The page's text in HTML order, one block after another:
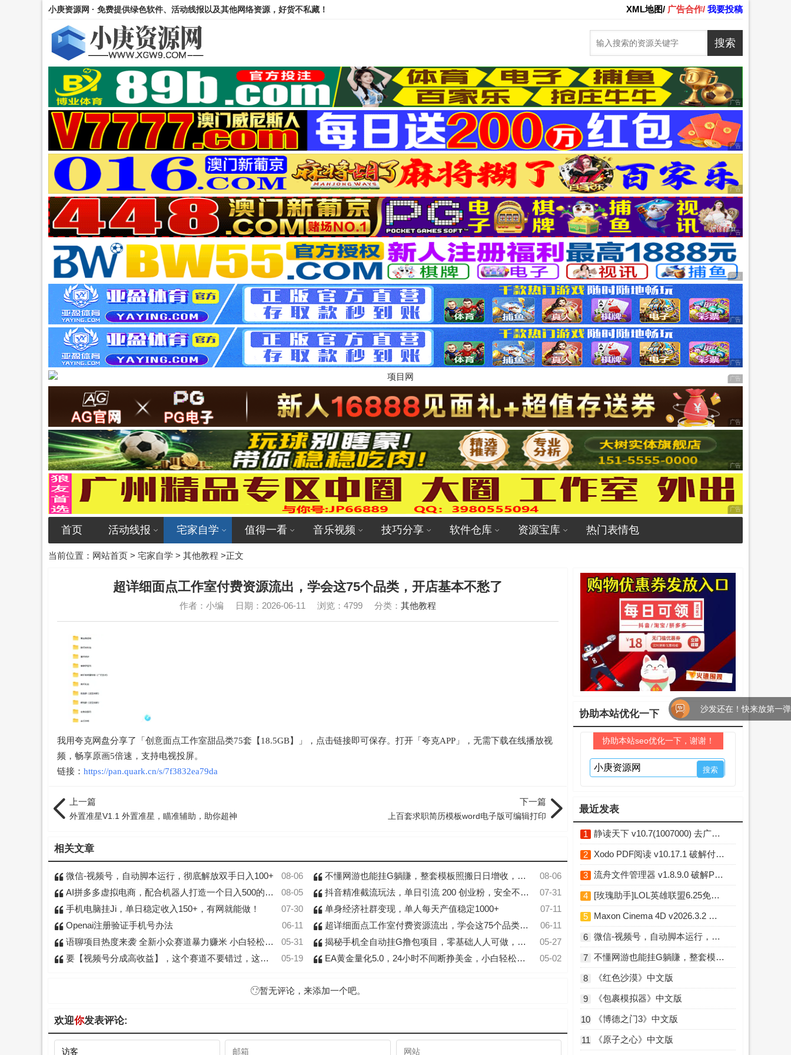
小庚资源网 · 免费提供绿色软件、活动线报以及其他网络资源，好货不私藏！ XML地图/ 广告合作/ 我要投稿
首页 活动线报 宅家自学 值得一看 音乐视频 技巧分享 软件仓库 资源宝库 热门表情包
当前位置： 网站首页 > 宅家自学 > 其他教程 >正文
超详细面点工作室付费资源流出，学会这75个品类，开店基本不愁了
作者：小编 日期：2026-06-11 浏览：4799 分类：其他教程
我用夸克网盘分享了「创意面点工作室甜品类75套【18.5GB】」，点击链接即可保存。打开「夸克APP」，无需下载在线播放视
频，畅享原画5倍速，支持电视投屏。
链接： https://pan.quark.cn/s/7f3832ea79da
上一篇
外置准星V1.1 外置准星，瞄准辅助，助你超神
下一篇
上百套求职简历模板word电子版可编辑打印
相关文章
08-06
微信-视频号，自动脚本运行，彻底解放双手日入100+ 08-06
不懂网游也能挂G躺賺，整套模板照搬日日增收，单机每天稳定1000+【揭秘】
08-05
AI拼多多虚拟电商，配合机器人打造一个日入500的自动化店铺 07-31
抖音精准截流玩法，单日引流 200 创业粉，安全不踩封号风险
07-30
手机电脑挂Ji，单日稳定收入150+，有网就能做！ 07-11
单身经济社群变现，单人每天产值稳定1000+
06-11
Openai注册验证手机号办法 06-11
超详细面点工作室付费资源流出，学会这75个品类，开店基本不愁了
05-31
语聊项目热度来袭 全新小众赛道暴力赚米 小白轻松上手单日400+ 05-27
揭秘手机全自动挂G撸包项目，零基础人人可做，单机日入1.5k+，矩阵收益翻几倍
05-19
要【视频号分成高收益】，这个赛道不要错过，这个月我的分成收益又3W+ 05-02
EA黄金量化5.0，24小时不间断挣美金，小白轻松上手，日入1000+
暂无评论，来添加一个吧。
欢迎你发表评论:
协助本站优化一下
协助本站seo优化一下，谢谢！
最近发表
1 静读天下 v10.7(1007000) 去广告破解版
2 Xodo PDF阅读 v10.17.1 破解付费专业版
3 流舟文件管理器 v1.8.9.0 破解Pro专业版
4 [玫瑰助手]LOL英雄联盟6.25免费换肤插件 Python版
5 Maxon Cinema 4D v2026.3.2 中文破解版
6 微信-视频号，自动脚本运行，彻底解放双手日入100+
7 不懂网游也能挂G躺賺，整套模板照搬日日增收，单机每天稳定1000+【揭秘】
8 《红色沙漠》中文版
9 《包裹模拟器》中文版
10 《博德之门3》中文版
11 《原子之心》中文版
沙发还在！快来放第一弹吧！